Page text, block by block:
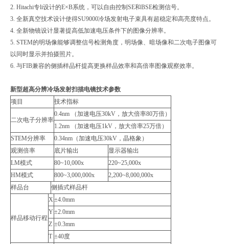
2. Hitachi专li设计的E×B系统，可以自由控制SE和BSE检测信号。
3. 全新真空技术设计使得SU9000冷场发射电子束具有超稳定和高亮度特点。
4. 全新物镜设计显著提高低加速电压条件下的图像分辨率。
5. STEM的明场像能够调整信号检测角度，明场像、暗场像和二次电子图像可
以同时显示并拍摄照片。
6. 与FIB兼容的侧插样品杆提高更换样品效率和高倍率图像观察效率。
新型超高分辨冷场发射扫描电镜技术参数
项目
技术指标
二次电子分辨率
0.4nm （加速电压30kV，放大倍率80万倍）
1.2nm （加速电压1kV，放大倍率25万倍）
STEM分辨率
0.34nm（加速电压30kV，晶格象）
观测倍率
底片输出
显示器输出
LM模式
80~10,000x
220~25,000x
HM模式
800~3,000,000x
2,200~8,000,000x
样品台
侧插式样品杆
样品移动行程
X ±4.0mm
Y ±2.0mm
Z ±0.3mm
T ±40度